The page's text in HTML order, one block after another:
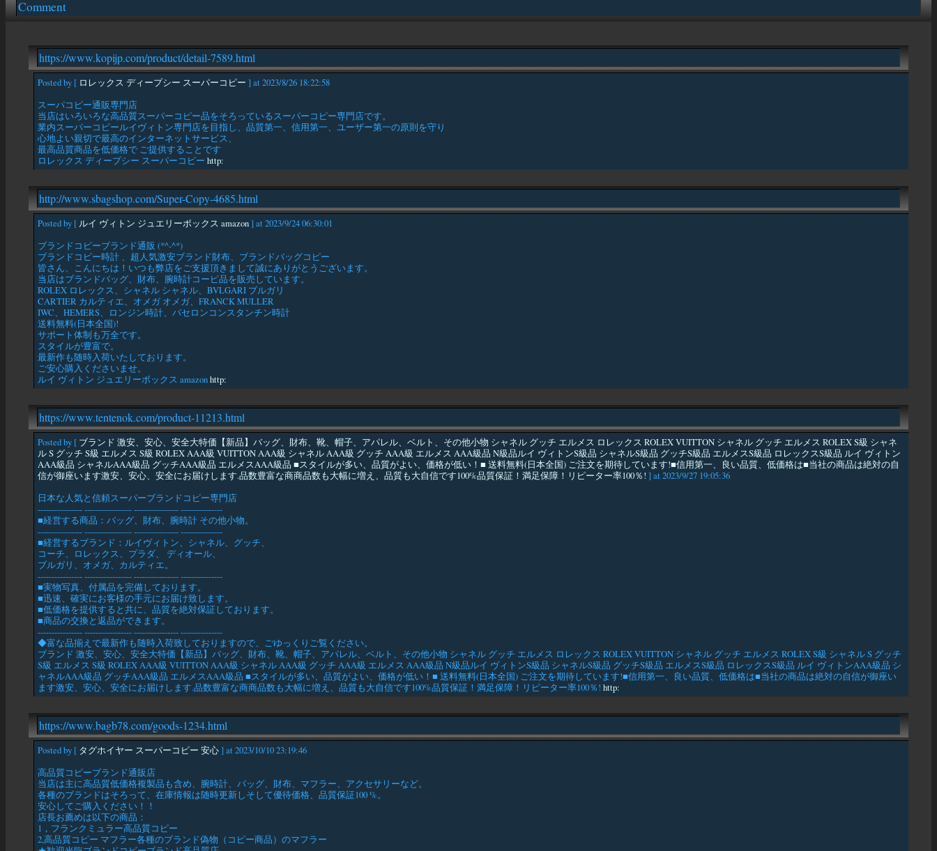
Comment
https://www.kopijp.com/product/detail-7589.html
Posted by [ ロレックス ディープシー スーパーコピー ] at 2023/8/26 18:22:58
スーパコピー通販専門店
当店はいろいろな高品質スーパーコピー品をそろっているスーパーコピー専門店です。
業内スーパーコピールイヴィトン専門店を目指し、品質第一、信用第一、ユーザー第一の原則を守り
心地よい親切で最高のインターネットサービス、
最高品質商品を低価格で ご提供することです
ロレックス ディープシー スーパーコピー http:
http://www.sbagshop.com/Super-Copy-4685.html
Posted by [ ルイ ヴィトン ジュエリーボックス amazon] at 2023/9/24 06:30:01
ブランドコピーブランド通販 (*^-^*)
ブランドコピー時計 、超人気激安ブランド財布、ブランドバッグコピー
皆さん、こんにちは！いつも弊店をご支援頂きまして誠にありがとうございます。
当店はブランドバッグ、財布、腕時計コーピ品を販売しています。
ROLEX ロレックス、シャネル シャネル、BVLGARI ブルガリ
CARTIER カルティエ、オメガ オメガ、FRANCK MULLER
IWC、HEMERS、ロンジン時計、バセロンコンスタンチン時計
送料無料(日本全国)!
サポート体制も万全です。
スタイルが豊富で。
最新作も随時入荷いたしております。
ご安心購入くださいませ。
ルイ ヴィトン ジュエリーボックス amazonhttp:
https://www.tentenok.com/product-11213.html
Posted by [ ブランド 激安、安心、安全大特価【新品】バッグ、財布、靴、帽子、アパレル、ベルト、その他小物 シャネル グッチ エルメス ロレックス ROLEX VUITTON シャネル グッチ エルメス ROLEX S級 シャネ
ル S グッチ S級 エルメス S級 ROLEX AAA級 VUITTON AAA級 シャネル AAA級 グッチ AAA級 エルメス AAA級品 N級品ルイ ヴィトンS級品 シャネルS級品 グッチS級品 エルメスS級品 ロレックスS級品 ルイ ヴィトン
AAA級品 シャネルAAA級品 グッチAAA級品 エルメスAAA級品 ■スタイルが多い、品質がよい、価格が低い！■ 送料無料(日本全国) ご注文を期待しています!■信用第一、良い品質、低価格は■当社の商品は絶対の自
信が御座います激安、安心、安全にお届けします.品数豊富な商商品数も大幅に増え、品質も大自信です100%品質保証！満足保障！リピーター率100％! ] at 2023/9/27 19:05:36
日本な人気と信頼スーパーブランドコピー専門店
---------------- ----------------- ---------------- ---------------
■経営する商品：バッグ、財布、腕時計 その他小物。
---------------- ----------------- ---------------- ---------------
■経営するブランド：ルイヴィトン、シャネル、グッチ、
コーチ、ロレックス、プラダ、 ディオール、
ブルガリ、オメガ、カルティエ。
---------------- ----------------- ---------------- ---------------
■実物写真、付属品を完備しております。
■迅速、確実にお客様の手元にお届け致します。
■低価格を提供すると共に、品質を絶対保証しております。
■商品の交換と返品ができます。
---------------- ----------------- ---------------- ---------------
◆富な品揃えで最新作も随時入荷致しておりますので、ごゆっくりご覧ください。
ブランド 激安、安心、安全大特価【新品】バッグ、財布、靴、帽子、アパレル、ベルト、その他小物 シャネル グッチ エルメス ロレックス ROLEX VUITTON シャネル グッチ エルメス ROLEX S級 シャネル S グッチ
S級 エルメス S級 ROLEX AAA級 VUITTON AAA級 シャネル AAA級 グッチ AAA級 エルメス AAA級品 N級品ルイ ヴィトンS級品 シャネルS級品 グッチS級品 エルメスS級品 ロレックスS級品 ルイ ヴィトンAAA級品 シ
ャネルAAA級品 グッチAAA級品 エルメスAAA級品 ■スタイルが多い、品質がよい、価格が低い！■ 送料無料(日本全国) ご注文を期待しています!■信用第一、良い品質、低価格は■当社の商品は絶対の自信が御座い
ます激安、安心、安全にお届けします.品数豊富な商商品数も大幅に増え、品質も大自信です100%品質保証！満足保障！リピーター率100％! http:
https://www.bagb78.com/goods-1234.html
Posted by [ タグホイヤー スーパーコピー 安心] at 2023/10/10 23:19:46
高品質コピーブランド通販店
当店は主に高品質低価格複製品も含め、腕時計、バッグ、財布、マフラー、アクセサリーなど。
各種のブランドはそろって、在庫情報は随時更新しそして優待価格、品質保証100 %。
安心してご購入ください！！
店長お薦めは以下の商品：
1，フランクミュラー高品質コピー
2,高品質コピー マフラー各種のブランド偽物（コピー商品）のマフラー